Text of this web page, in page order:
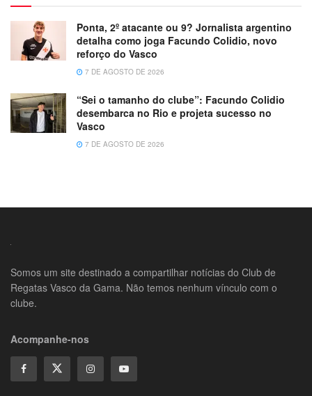
Ponta, 2º atacante ou 9? Jornalista argentino
detalha como joga Facundo Colidio, novo
reforço do Vasco
7 DE AGOSTO DE 2026
“Sei o tamanho do clube”: Facundo Colidio
desembarca no Rio e projeta sucesso no
Vasco
7 DE AGOSTO DE 2026
Somos um site destinado a compartilhar notícias do Club de
Regatas Vasco da Gama. Não temos nenhum vínculo com o
clube.
Acompanhe-nos